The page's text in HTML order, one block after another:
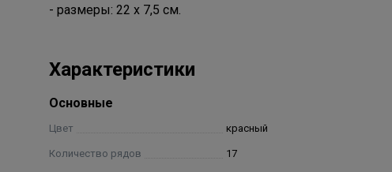
- размеры: 22 х 7,5 см.
Характеристики
Основные
Цвет красный
Количество рядов 17